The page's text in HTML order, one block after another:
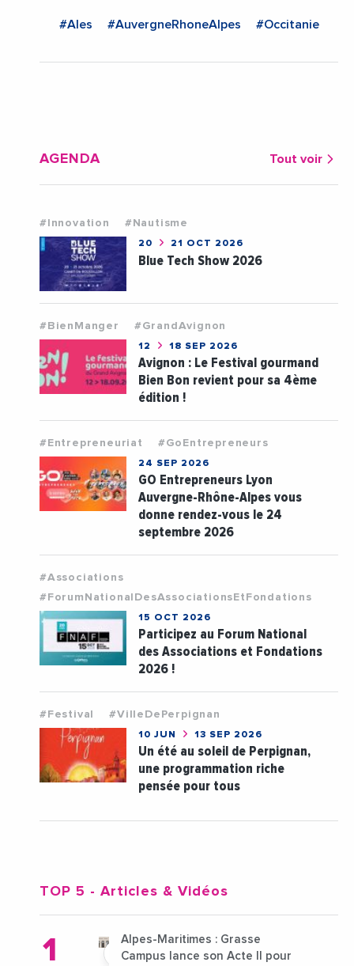
#Ales #AuvergneRhoneAlpes #Occitanie
AGENDA Tout voir
#Innovation #Nautisme
20 21 OCT 2026
Blue Tech Show 2026
#BienManger #GrandAvignon
12 18 SEP 2026
Avignon : Le Festival gourmand
Bien Bon revient pour sa 4ème
édition !
#Entrepreneuriat #GoEntrepreneurs
24 SEP 2026
GO Entrepreneurs Lyon
Auvergne-Rhône-Alpes vous
donne rendez-vous le 24
septembre 2026
#Associations
#ForumNationalDesAssociationsEtFondations
15 OCT 2026
Participez au Forum National
des Associations et Fondations
2026 !
#Festival #VilleDePerpignan
10 JUN 13 SEP 2026
Un été au soleil de Perpignan,
une programmation riche
pensée pour tous
TOP 5 - Articles & Vidéos
Alpes-Maritimes : Grasse
Campus lance son Acte II pour